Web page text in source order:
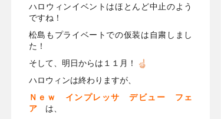
ハロウィンイベントはほとんど中止のよう
ですね！
松島もプライベートでの仮装は自粛しまし
た！
そして、明日からは１１月！
ハロウィンは終わりますが、
Ｎｅｗ インプレッサ デビュー フェ
アは、